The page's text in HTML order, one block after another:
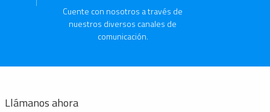
Cuente con nosotros a través de
nuestros diversos canales de
comunicación.
Llámanos ahora